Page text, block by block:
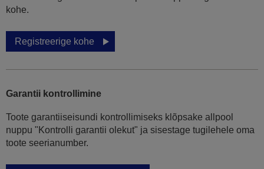
kohe.
Registreerige kohe
Garantii kontrollimine
Toote garantiiseisundi kontrollimiseks klõpsake allpool
nuppu "Kontrolli garantii olekut" ja sisestage tugilehele oma
toote seerianumber.